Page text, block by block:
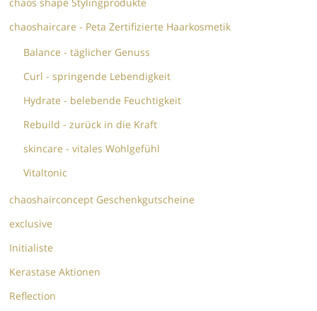
chaoshaircare - Peta Zertifizierte Haarkosmetik
Balance - täglicher Genuss
Curl - springende Lebendigkeit
Hydrate - belebende Feuchtigkeit
Rebuild - zurück in die Kraft
skincare - vitales Wohlgefühl
Vitaltonic
chaoshairconcept Geschenkgutscheine
exclusive
Initialiste
Kerastase Aktionen
Reflection